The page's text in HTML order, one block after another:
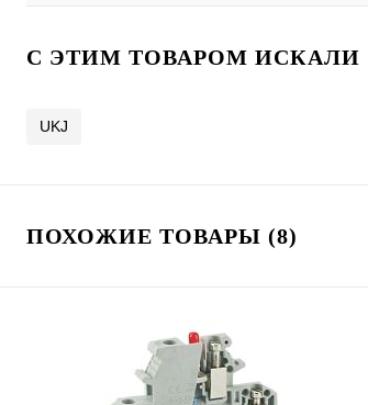
C ЭТИМ ТОВАРОМ ИСКАЛИ
UKJ
ПОХОЖИЕ ТОВАРЫ (8)